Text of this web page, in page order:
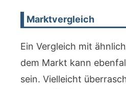
Marktvergleich
Ein Vergleich mit
dem Markt kann
sein. Vielleicht